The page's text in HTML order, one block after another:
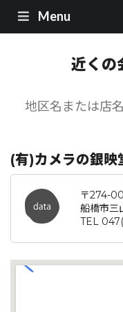
Menu
近くの
(有)カメラの銀映
〒274-
船橋市三
TEL